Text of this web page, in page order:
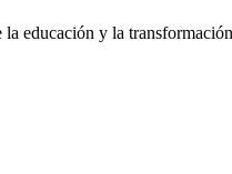
educación y la